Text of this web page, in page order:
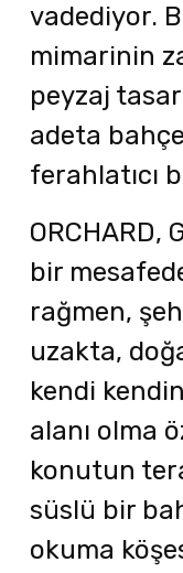
vadediyor.
mimarinin
peyzaj
adeta
ferahlatıcı
ORCHARD,
bir
rağmen,
uzakta,
kendi
alanı olma
konutun
süslü bir
okuma